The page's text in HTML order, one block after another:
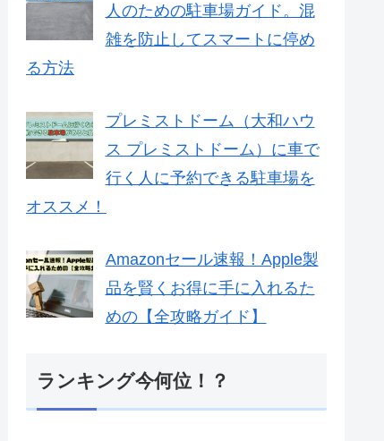
人のための駐車場ガイド。混
雑を防止してスマートに停め
る方法
プレミストドーム（大和ハウ
ス プレミストドーム）に車で
行く人に予約できる駐車場を
オススメ！
Amazonセール速報！Apple製
品を賢くお得に手に入れるた
めの【全攻略ガイド】
ランキング今何位！？